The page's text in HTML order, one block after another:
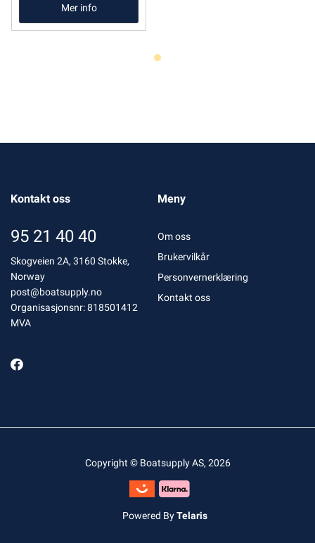
Mer info
Kontakt oss
95 21 40 40
Skogveien 2A, 3160 Stokke,
Norway
post@boatsupply.no
Organisasjonsnr: 818501412
MVA
Meny
Om oss
Brukervilkår
Personvernerklæring
Kontakt oss
Copyright © Boatsupply AS, 2026
Powered ByTelaris